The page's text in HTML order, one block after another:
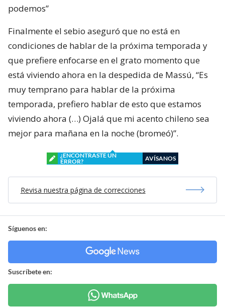
podemos”
Finalmente el sebio aseguró que no está en
condiciones de hablar de la próxima temporada y
que prefiere enfocarse en el grato momento que
está viviendo ahora en la despedida de Massú, “Es
muy temprano para hablar de la próxima
temporada, prefiero hablar de esto que estamos
viviendo ahora (…) Ojalá que mi acento chileno sea
mejor para mañana en la noche (bromeó)”.
¿ENCONTRASTE UN
ERROR?
AVÍSANOS
Revisa nuestra página de correcciones
Síguenos en:
Suscríbete en: